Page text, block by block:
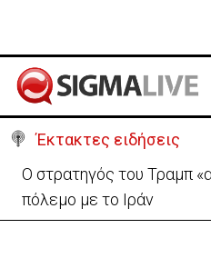
Έκτακτες ειδήσεις
Ο στρατηγός του Τραμπ
πόλεμο με το Ιράν